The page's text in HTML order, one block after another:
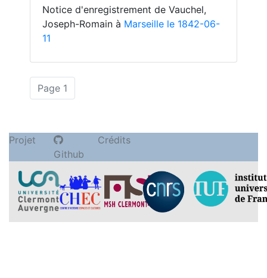
Notice d'enregistrement de Vauchel,
Joseph-Romain à Marseille le 1842-06-
11
Page 1
Projet
Github
Crédits